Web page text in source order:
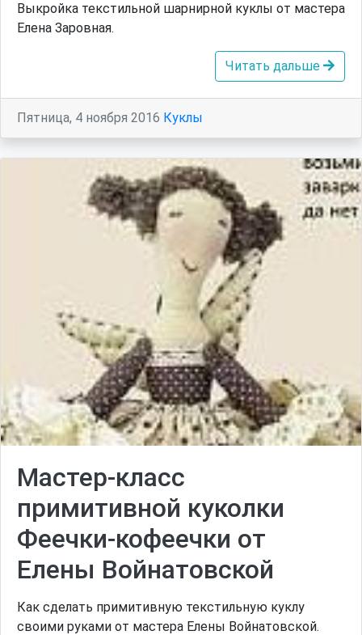
Выкройка текстильной шарнирной куклы от мастера
Елена Заровная.
Читать дальше
Пятница, 4 ноября 2016 Куклы
Мастер-класс
примитивной куколки
Феечки-кофеечки от
Елены Войнатовской
Как сделать примитивную текстильную куклу
своими руками от мастера Елены Войнатовской.